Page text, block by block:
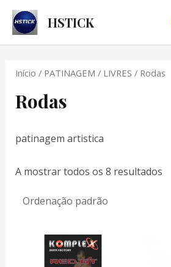
Skip
HSTICK
Início / PATINAGEM / LIVRES / Rodas
Rodas
patinagem artistica
A mostrar todos os 8 resultados